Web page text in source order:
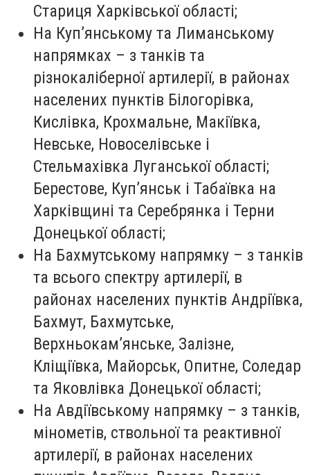
Стариця Харківської області;
На Куп’янському та Лиманському
напрямках – з танків та
різнокаліберної артилерії, в районах
населених пунктів Білогорівка,
Кислівка, Крохмальне, Макіївка,
Невське, Новоселівське і
Стельмахівка Луганської області;
Берестове, Куп’янськ і Табаївка на
Харківщині та Серебрянка і Терни
Донецької області;
На Бахмутському напрямку – з танків
та всього спектру артилерії, в
районах населених пунктів Андріївка,
Бахмут, Бахмутське,
Верхньокам’янське, Залізне,
Кліщіївка, Майорськ, Опитне, Соледар
та Яковлівка Донецької області;
На Авдіївському напрямку – з танків,
мінометів, ствольної та реактивної
артилерії, в районах населених